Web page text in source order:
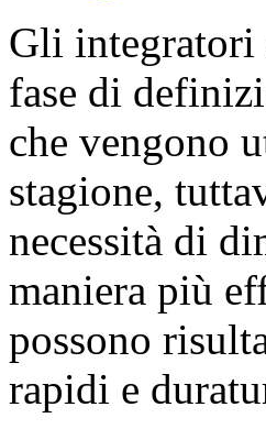
Gli integratori
fase di
che vengono
stagione,
necessità di
maniera più
possono
rapidi e